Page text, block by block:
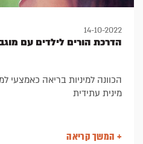
14-10-2022
הדרכת הורים לילדים עם
הכוונה למיניות בריאה כאמצעי
מינית עתידית
+ המשך קריאה